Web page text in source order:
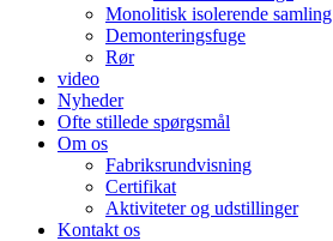
Monolitisk isolerende samling
Demonteringsfuge
Rør
video
Nyheder
Ofte stillede spørgsmål
Om os
Fabriksrundvisning
Certifikat
Aktiviteter og udstillinger
Kontakt os